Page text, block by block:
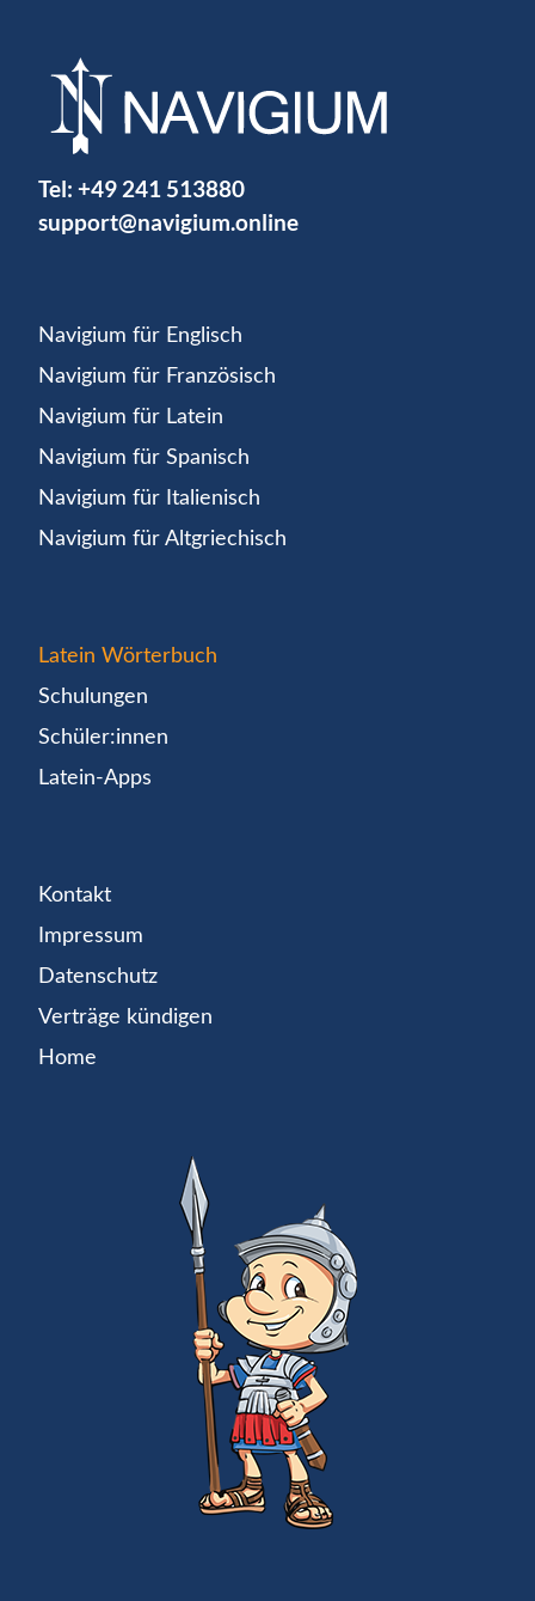
Tel: +49 241 513880
support@navigium.online
Navigium für Englisch
Navigium für Französisch
Navigium für Latein
Navigium für Spanisch
Navigium für Italienisch
Navigium für Altgriechisch
Latein Wörterbuch
Schulungen
Schüler:innen
Latein-Apps
Kontakt
Impressum
Datenschutz
Verträge kündigen
Home